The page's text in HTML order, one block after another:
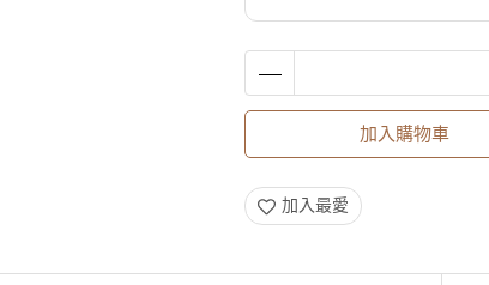
加入購物車
加入最愛